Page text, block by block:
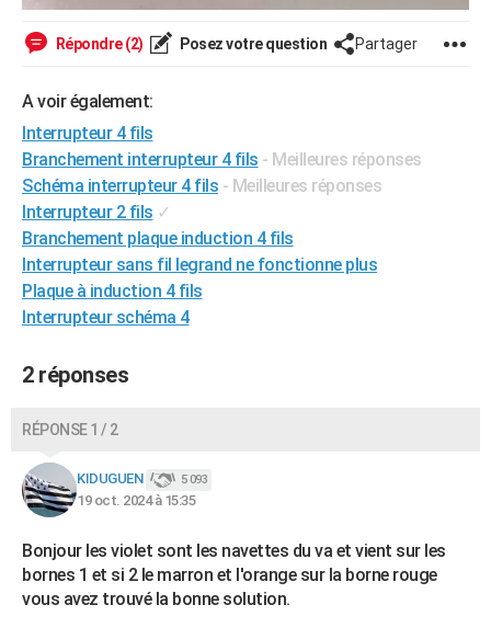
Répondre (2) Posez votre question Partager
A voir également:
Interrupteur 4 fils
Branchement interrupteur 4 fils - Meilleures réponses
Schéma interrupteur 4 fils - Meilleures réponses
Interrupteur 2 fils ✓
Branchement plaque induction 4 fils
Interrupteur sans fil legrand ne fonctionne plus
Plaque à induction 4 fils
Interrupteur schéma 4
2 réponses
RÉPONSE 1 / 2
KIDUGUEN 5 093
19 oct. 2024 à 15:35
Bonjour les violet sont les navettes du va et vient sur les
bornes 1 et si 2 le marron et l'orange sur la borne rouge
vous avez trouvé la bonne solution.